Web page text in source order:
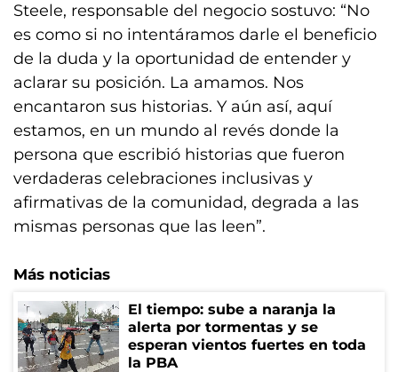
Steele, responsable del negocio sostuvo: “No
es como si no intentáramos darle el beneficio
de la duda y la oportunidad de entender y
aclarar su posición. La amamos. Nos
encantaron sus historias. Y aún así, aquí
estamos, en un mundo al revés donde la
persona que escribió historias que fueron
verdaderas celebraciones inclusivas y
afirmativas de la comunidad, degrada a las
mismas personas que las leen”.
Más noticias
El tiempo: sube a naranja la
alerta por tormentas y se
esperan vientos fuertes en toda
la PBA